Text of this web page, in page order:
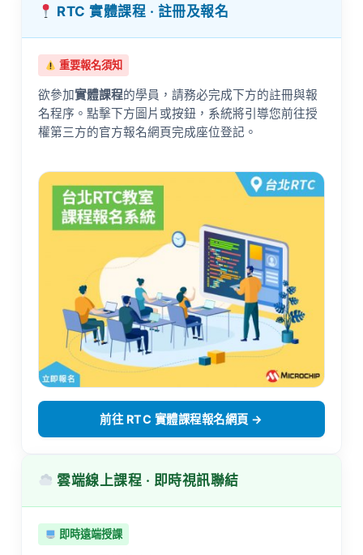
RTC 實體課程 · 註冊及報名
重要報名須知
欲參加實體課程的學員，請務必完成下方的註冊與報
名程序。點擊下方圖片或按鈕，系統將引導您前往授
權第三方的官方報名網頁完成座位登記。
前往 RTC 實體課程報名網頁 →
雲端線上課程 · 即時視訊聯結
即時遠端授課